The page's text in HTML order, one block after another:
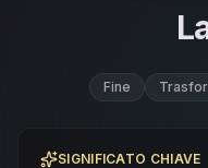
Fine
SIGNIFICATO CHIAVE